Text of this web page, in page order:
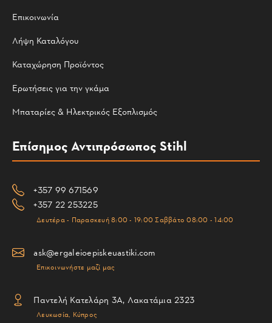
Επικοινωνία
Λήψη Καταλόγου
Καταχώρηση Προϊόντος
Ερωτήσεις για την γκάμα
Μπαταρίες & Ηλεκτρικός Εξοπλισμός
Επίσημος Αντιπρόσωπος Stihl
+357 99 671569
+357 22 253225
Δευτέρα - Παρασκευή 8:00 - 19:00 Σαββάτο 08:00 - 14:00
ask@ergaleioepiskeuastiki.com
Επικοινωνήστε μαζί μας
Παντελή Κατελάρη 3Α, Λακατάμια 2323
Λευκωσία, Κύπρος